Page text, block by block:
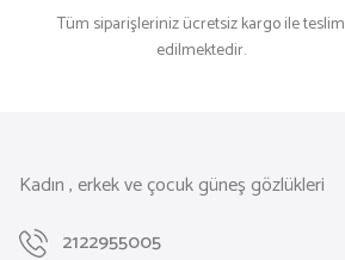
Tüm siparişleriniz ücretsiz kargo ile teslim
edilmektedir.
Kadın , erkek ve çocuk güneş gözlükleri
2122955005